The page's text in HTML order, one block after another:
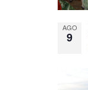
AGO
9